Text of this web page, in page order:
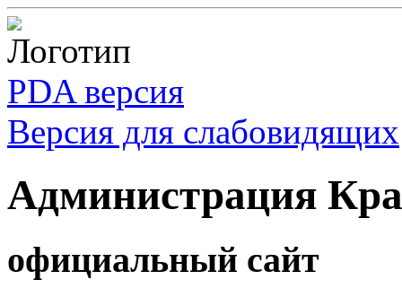
PDA версия
Версия для слабовидящих
Администрация
официальный сайт